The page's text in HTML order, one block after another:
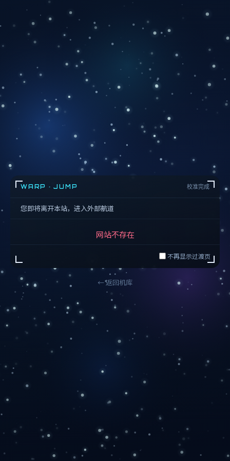
WARP · JUMP 校准完成
您即将离开本站，进入外部航道
网站不存在
不再显示过渡页
← 返回机库